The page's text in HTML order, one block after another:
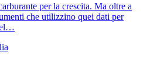
per la crescita. Ma oltre a
che utilizzino quei dati per